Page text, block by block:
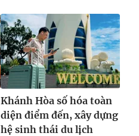
Khánh Hòa số hóa toàn
diện điểm đến, xây dựng
hệ sinh thái du lịch